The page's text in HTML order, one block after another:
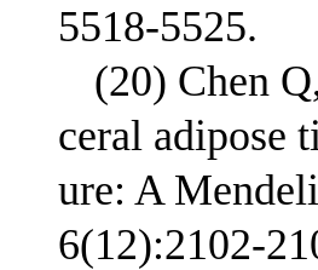
5518-5525.
(20) Chen
ceral adipose
ure: A
6(12):2102-